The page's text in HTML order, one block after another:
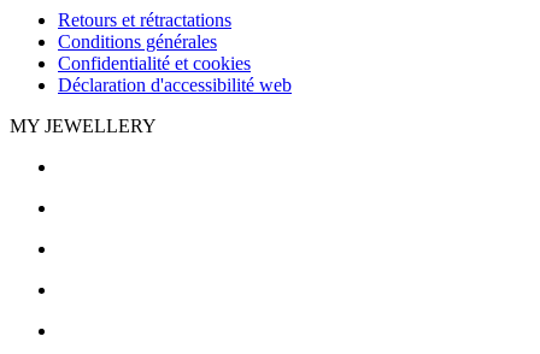
Retours et rétractations
Conditions générales
Confidentialité et cookies
Déclaration d'accessibilité web
MY JEWELLERY